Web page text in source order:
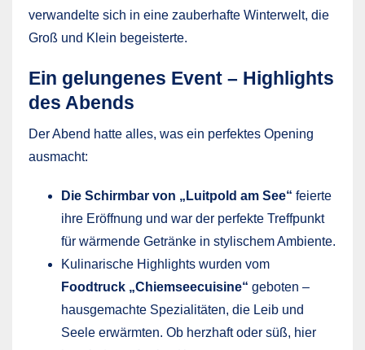
verwandelte sich in eine zauberhafte Winterwelt, die
Groß und Klein begeisterte.
Ein gelungenes Event – Highlights
des Abends
Der Abend hatte alles, was ein perfektes Opening
ausmacht:
Die Schirmbar von „Luitpold am See“ feierte
ihre Eröffnung und war der perfekte Treffpunkt
für wärmende Getränke in stylischem Ambiente.
Kulinarische Highlights wurden vom
Foodtruck „Chiemseecuisine“ geboten –
hausgemachte Spezialitäten, die Leib und
Seele erwärmten. Ob herzhaft oder süß, hier